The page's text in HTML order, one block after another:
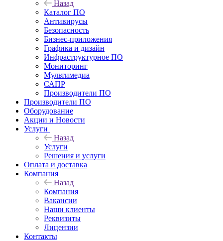
Назад
Каталог ПО
Антивирусы
Безопасность
Бизнес-приложения
Графика и дизайн
Инфраструктурное ПО
Мониторинг
Мультимедиа
САПР
Производители ПО
Производители ПО
Оборудование
Акции и Новости
Услуги
Назад
Услуги
Решения и услуги
Оплата и доставка
Компания
Назад
Компания
Вакансии
Наши клиенты
Реквизиты
Лицензии
Контакты